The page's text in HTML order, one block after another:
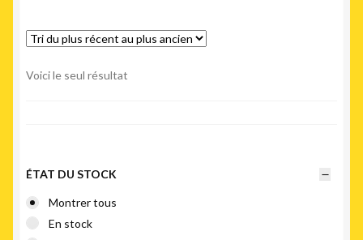
Voici le seul résultat
ÉTAT DU STOCK
Montrer tous
En stock